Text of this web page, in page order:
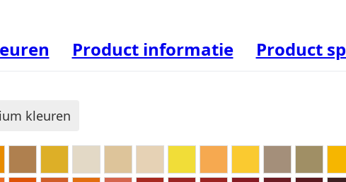
kleuren
Product informatie Product